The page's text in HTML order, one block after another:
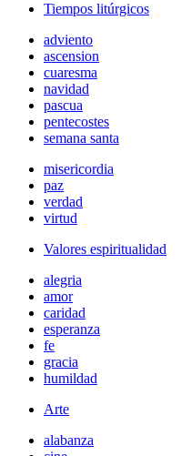
Tiempos litúrgicos
adviento
ascension
cuaresma
navidad
pascua
pentecostes
semana santa
misericordia
paz
verdad
virtud
Valores espiritualidad
alegria
amor
caridad
esperanza
fe
gracia
humildad
Arte
alabanza